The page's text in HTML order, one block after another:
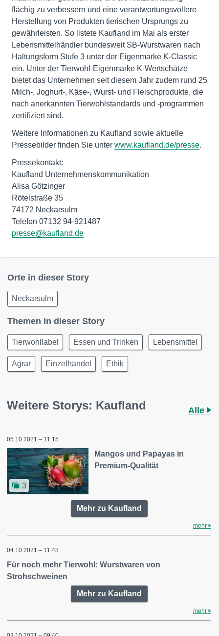
flächig zu verbessern und eine verantwortungsvollere
Herstellung von Produkten tierischen Ursprungs zu
gewährleisten. So listete Kaufland im Mai als erster
Lebensmittelhändler bundesweit SB-Wurstwaren nach
Haltungsform Stufe 3 unter der Eigenmarke K-Classic
ein. Unter der Tierwohl-Eigenmarke K-Wertschätze
bietet das Unternehmen seit diesem Jahr zudem rund 25
Milch-, Joghurt-, Käse-, Wurst- und Fleischprodukte, die
nach anerkannten Tierwohlstandards und -programmen
zertifiziert sind.
Weitere Informationen zu Kaufland sowie aktuelle
Pressebilder finden Sie unter www.kaufland.de/presse.
Pressekontakt:
Kaufland Unternehmenskommunikation
Alisa Götzinger
Rötelstraße 35
74172 Neckarsulm
presse@kaufland.de
Orte in dieser Story
Neckarsulm
Themen in dieser Story
Tierwohllabel Essen und Trinken Lebensmittel
Agrar Einzelhandel Ethik
Weitere Storys: Kaufland Alle
05.10.2021 – 11:15
3
Mangos und Papayas in
Premium-Qualität
Mehr zu Kaufland
mehr
04.10.2021 – 11:48
Für noch mehr Tierwohl: Wurstwaren von
Strohschweinen
Mehr zu Kaufland
mehr